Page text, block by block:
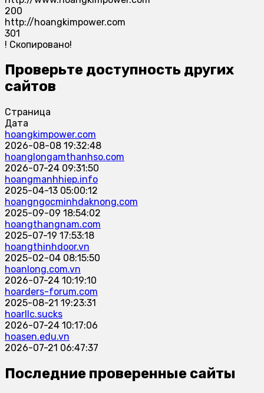
200
http://hoangkimpower.com
301
! Скопировано!
Проверьте доступность других
сайтов
Страница
Дата
hoangkimpower.com
2026-08-08 19:32:48
hoanglongamthanhso.com
2026-07-24 09:31:50
hoangmanhhiep.info
2025-04-13 05:00:12
hoangngocminhdaknong.com
2025-09-09 18:54:02
hoangthangnam.com
2025-07-19 17:53:18
hoangthinhdoor.vn
2025-02-04 08:15:50
hoanlong.com.vn
2026-07-24 10:19:10
hoarders-forum.com
2025-08-21 19:23:31
hoarllc.sucks
2026-07-24 10:17:06
hoasen.edu.vn
2026-07-21 06:47:37
Последние проверенные сайты